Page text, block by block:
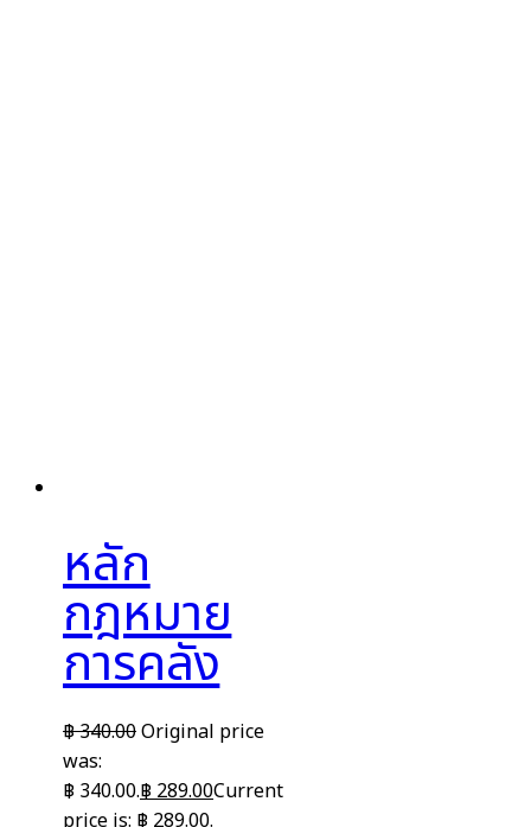
หลัก
กฎหมาย
การคลัง
฿340.00Original price
was:
฿ 340.00.฿289.00Current